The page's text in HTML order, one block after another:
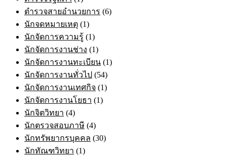
ตำรวจสายอำนวยการ (6)
นักจดหมายเหตุ (1)
นักจัดการความรู้ (1)
นักจัดการงานช่าง (1)
นักจัดการงานทะเบียน (1)
นักจัดการงานทั่วไป (54)
นักจัดการงานเทศกิจ (1)
นักจัดการงานโยธา (1)
นักจิตวิทยา (4)
นักตรวจสอบภาษี (4)
นักทรัพยากรบุคคล (30)
นักทัณฑวิทยา (1)